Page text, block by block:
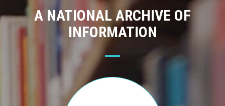
A NATIONAL ARCHIVE OF
INFORMATION